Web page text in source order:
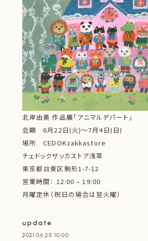
北岸由美 作品展「アニマルデパート」
会期 6月22日(火)〜7月4日(日)
場所 CEDOKzakkastore
チェドックザッカストア浅草
東京都台東区駒形1-7-12
営業時間： 12:00 – 19:00
月曜定休（祝日の場合は翌火曜）
update
2021.06.25 10:00